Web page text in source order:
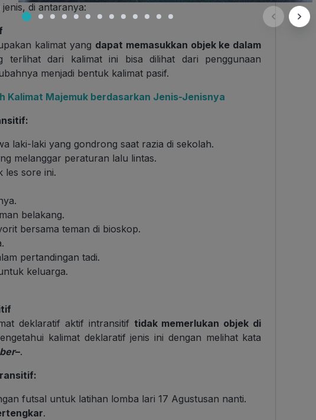
di antaranya:
kalimat yang dapat memasukkan objek ke dalam
terlihat dari kalimat ini bisa dilihat dari penggunaan
menjadi bentuk kalimat pasif.
Kalimat Majemuk berdasarkan Jenis-Jenisnya
laki-laki yang gondrong saat razia di sekolah.
melanggar peraturan lalu lintas.
les sore ini.
belakang.
bersama teman di bioskop.
pertandingan tadi.
keluarga.
deklaratif aktif intransitif tidak memerlukan objek di
kalimat deklaratif jenis ini dengan melihat kata
ber–.
futsal untuk latihan lomba lari 17 Agustusan nanti.
.